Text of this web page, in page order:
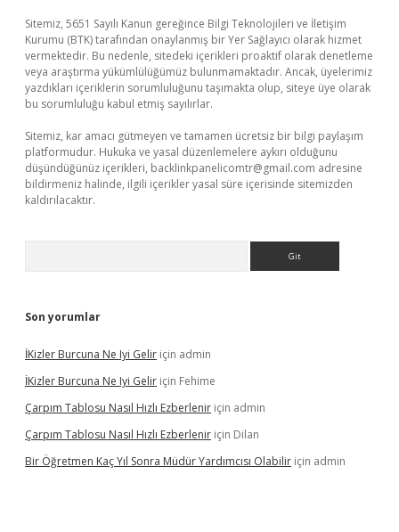
Sitemiz, 5651 Sayılı Kanun gereğince Bilgi Teknolojileri ve İletişim
Kurumu (BTK) tarafından onaylanmış bir Yer Sağlayıcı olarak hizmet
vermektedir. Bu nedenle, sitedeki içerikleri proaktif olarak denetleme
veya araştırma yükümlülüğümüz bulunmamaktadır. Ancak, üyelerimiz
yazdıkları içeriklerin sorumluluğunu taşımakta olup, siteye üye olarak
bu sorumluluğu kabul etmiş sayılırlar.
Sitemiz, kar amacı gütmeyen ve tamamen ücretsiz bir bilgi paylaşım
platformudur. Hukuka ve yasal düzenlemelere aykırı olduğunu
düşündüğünüz içerikleri, backlinkpanelicomtr@gmail.com adresine
bildirmeniz halinde, ilgili içerikler yasal süre içerisinde sitemizden
kaldırılacaktır.
Son yorumlar
İKizler Burcuna Ne Iyi Gelir için admin
İKizler Burcuna Ne Iyi Gelir için Fehime
Çarpım Tablosu Nasıl Hızlı Ezberlenir için admin
Çarpım Tablosu Nasıl Hızlı Ezberlenir için Dilan
Bir Öğretmen Kaç Yıl Sonra Müdür Yardımcısı Olabilir için admin